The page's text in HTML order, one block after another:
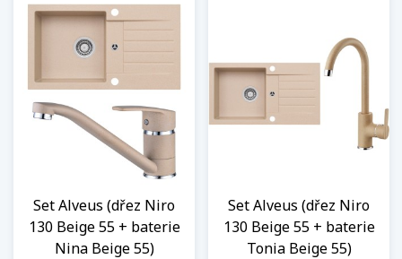
Set Alveus (dřez Niro
130 Beige 55 + baterie
Nina Beige 55)
Set Alveus (dřez Niro
130 Beige 55 + baterie
Tonia Beige 55)